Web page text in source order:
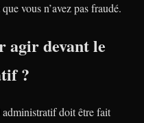
vous n’avez pas fraudé.
agir devant le
?
doit être fait